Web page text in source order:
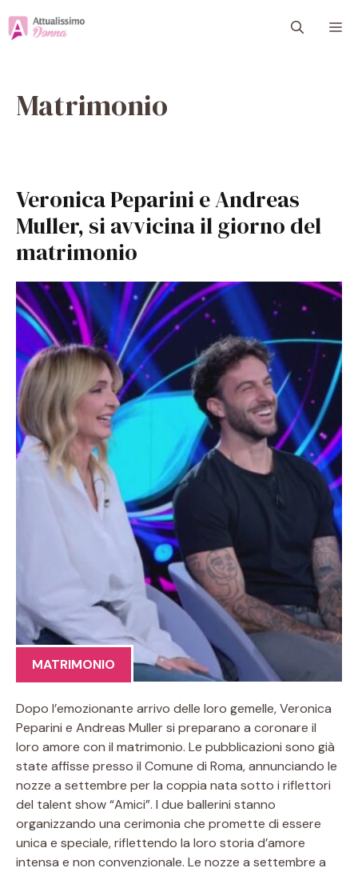
Matrimonio
Veronica Peparini e Andreas
Muller, si avvicina il giorno del
matrimonio
MATRIMONIO
Dopo l’emozionante arrivo delle loro gemelle, Veronica
Peparini e Andreas Muller si preparano a coronare il
loro amore con il matrimonio. Le pubblicazioni sono già
state affisse presso il Comune di Roma, annunciando le
nozze a settembre per la coppia nata sotto i riflettori
del talent show “Amici”. I due ballerini stanno
organizzando una cerimonia che promette di essere
unica e speciale, riflettendo la loro storia d’amore
intensa e non convenzionale. Le nozze a settembre a